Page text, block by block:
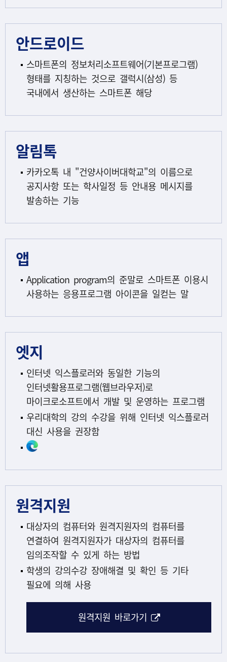
안드로이드
스마트폰의 정보처리소프트웨어(기본프로그램)
형태를 지칭하는 것으로 갤럭시(삼성) 등
국내에서 생산하는 스마트폰 해당
알림톡
카카오톡 내 "건양사이버대학교"의 이름으로
공지사항 또는 학사일정 등 안내용 메시지를
발송하는 기능
앱
Application program의 준말로 스마트폰 이용시
사용하는 응용프로그램 아이콘을 일컫는 말
엣지
인터넷 익스플로러와 동일한 기능의
인터넷활용프로그램(웹브라우저)로
마이크로소프트에서 개발 및 운영하는 프로그램
우리대학의 강의 수강을 위해 인터넷 익스플로러
대신 사용을 권장함
원격지원
대상자의 컴퓨터와 원격지원자의 컴퓨터를
연결하여 원격지원자가 대상자의 컴퓨터를
임의조작할 수 있게 하는 방법
학생의 강의수강 장애해결 및 확인 등 기타
필요에 의해 사용
원격지원 바로가기